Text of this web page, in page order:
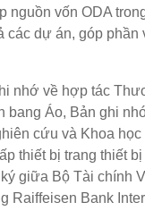
nguồn vốn ODA
dự án, góp
về hợp tác
Áo, Bản ghi
cứu và Khoa
thiết bị trang thiết
giữa Bộ Tài chính
Raiffeisen Bank